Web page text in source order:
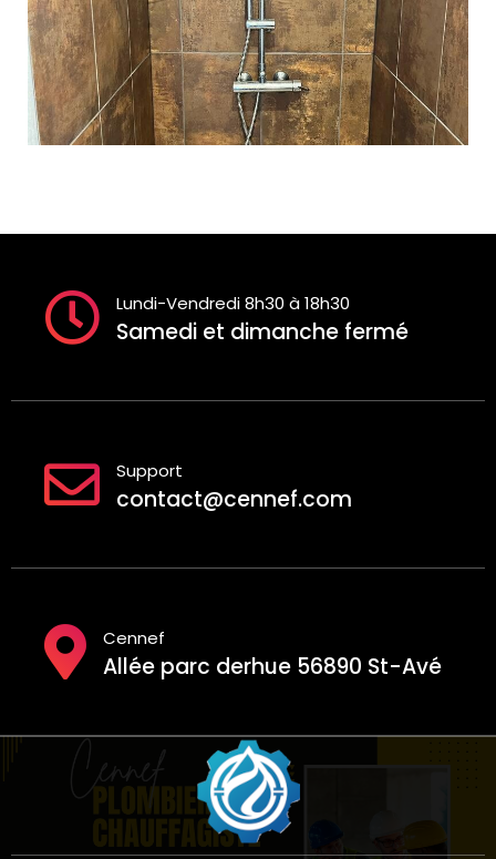
Lundi-Vendredi 8h30 à 18h30
Samedi et dimanche fermé
Support
contact@cennef.com
Cennef
Allée parc derhue 56890 St-Avé